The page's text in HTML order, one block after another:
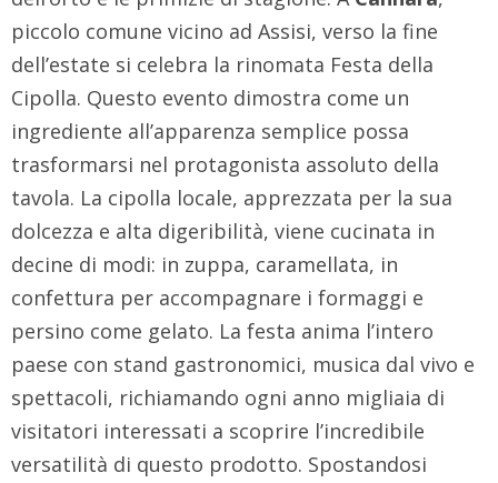
piccolo comune vicino ad Assisi, verso la fine
dell’estate si celebra la rinomata Festa della
Cipolla. Questo evento dimostra come un
ingrediente all’apparenza semplice possa
trasformarsi nel protagonista assoluto della
tavola. La cipolla locale, apprezzata per la sua
dolcezza e alta digeribilità, viene cucinata in
decine di modi: in zuppa, caramellata, in
confettura per accompagnare i formaggi e
persino come gelato. La festa anima l’intero
paese con stand gastronomici, musica dal vivo e
spettacoli, richiamando ogni anno migliaia di
visitatori interessati a scoprire l’incredibile
versatilità di questo prodotto. Spostandosi